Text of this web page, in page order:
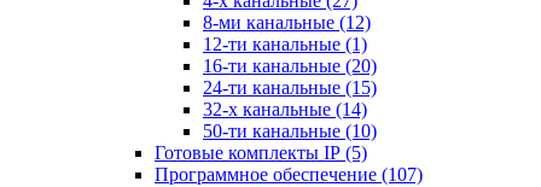
8-ми канальные (12)
12-ти канальные (1)
16-ти канальные (20)
24-ти канальные (15)
32-х канальные (14)
50-ти канальные (10)
Готовые комплекты IP (5)
Программное обеспечение (107)